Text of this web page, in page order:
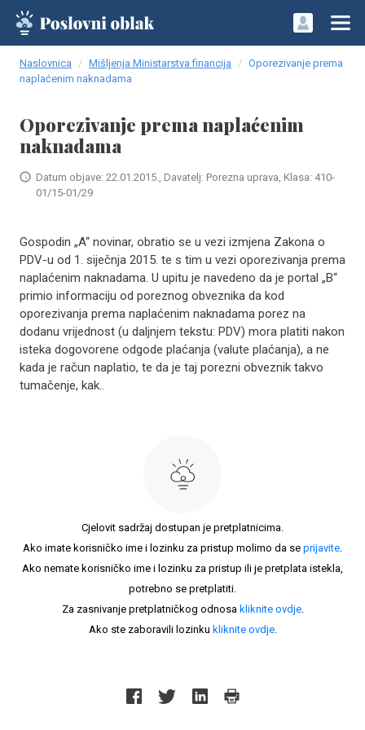
Naslovnica Mišljenja Ministarstva financija
Oporezivanje prema
naplaćenim naknadama
Oporezivanje prema naplaćenim
naknadama
Datum objave: 22.01.2015., Davatelj: Porezna uprava, Klasa: 410-
01/15-01/29
Gospodin „A“ novinar, obratio se u vezi izmjena Zakona o
PDV-u od 1. siječnja 2015. te s tim u vezi oporezivanja prema
naplaćenim naknadama. U upitu je navedeno da je portal „B“
primio informaciju od poreznog obveznika da kod
oporezivanja prema naplaćenim naknadama porez na
dodanu vrijednost (u daljnjem tekstu: PDV) mora platiti nakon
isteka dogovorene odgode plaćanja (valute plaćanja), a ne
kada je račun naplatio, te da je taj porezni obveznik takvo
tumačenje, kak..
Cjelovit sadržaj dostupan je pretplatnicima.
Ako imate korisničko ime i lozinku za pristup molimo da se prijavite.
Ako nemate korisničko ime i lozinku za pristup ili je pretplata istekla,
potrebno se pretplatiti.
Za zasnivanje pretplatničkog odnosa kliknite ovdje.
Ako ste zaboravili lozinku kliknite ovdje.